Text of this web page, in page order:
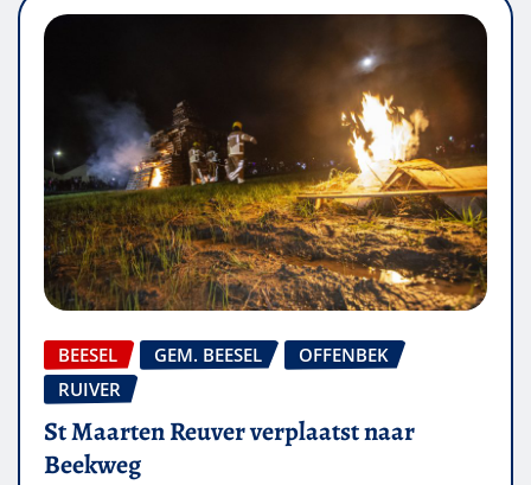
BEESEL GEM. BEESEL
OFFENBEK
RUIVER
St Maarten Reuver verplaatst naar
Beekweg